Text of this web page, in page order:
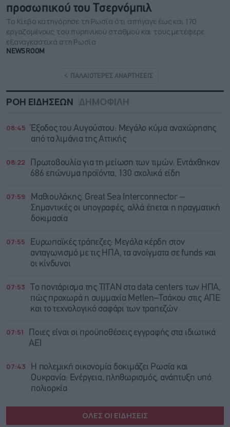
προσωπικού του Τσερνόμπιλ
Το Κίεβο κατηγόρησε τη Ρωσία ότι απήγαγε έως και 170
εργαζομένους του πυρηνικού σταθμού και τους μετέφερε
εξαναγκαστικά στη Ρωσία
NEWSROOM
ΠΑΛΑΙΟΤΕΡΕΣ ΑΝΑΡΤΗΣΕΙΣ
ΡΟΗ ΕΙΔΗΣΕΩΝ ΔΗΜΟΦΙΛΗ
08:45
Έξοδος του Αυγούστου: Μεγάλο κύμα αναχώρησης
από τα λιμάνια της Αττικής
08:22
Πρωτοβουλία για τη μείωση των τιμών: Εντάχθηκαν
686 επώνυμα προϊόντα, 130 σχολικά είδη
07:59
Μαθιουλάκης: Great Sea Interconnector –
Σημαντικές οι υπογραφές, αλλά έπεται η πραγματική
δοκιμασία
07:55
Ευρωπαϊκές τράπεζες: Μεγάλα κέρδη στον
ανταγωνισμό με τις ΗΠΑ, τα ανοίγματα σε funds και
οι κίνδυνοι
07:53
Το ποντάρισμα της ΤΙΤΑΝ στα data centers των ΗΠΑ,
πώς προχωρά η συμμαχία Metlen–Τσάκου στις ΑΠΕ
και το τεχνολογικό σαφάρι των τραπεζών
07:51
Ποιες είναι οι προϋποθέσεις εγγραφής στα ιδιωτικά
ΑΕΙ
07:43
Η πολεμική οικονομία δοκιμάζει Ρωσία και
Ουκρανία: Ενέργεια, πληθωρισμός, ανάπτυξη υπό
πολιορκία
ΟΛΕΣ ΟΙ ΕΙΔΗΣΕΙΣ